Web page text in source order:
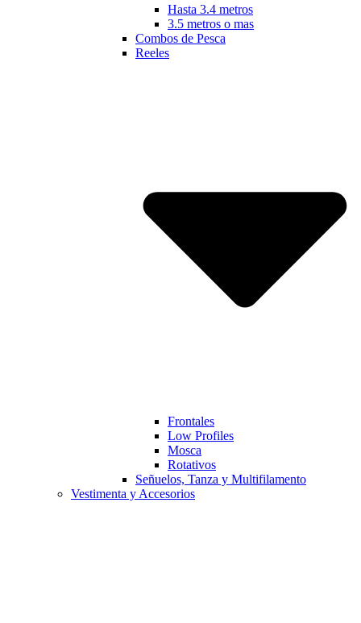
Hasta 3.4 metros
3.5 metros o mas
Combos de Pesca
Reeles
Frontales
Low Profiles
Mosca
Rotativos
Señuelos, Tanza y Multifilamento
Vestimenta y Accesorios